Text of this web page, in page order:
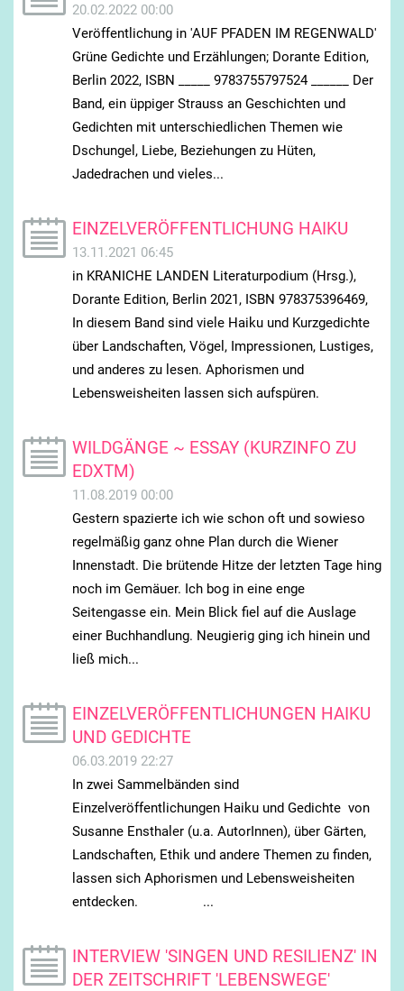
20.02.2022 00:00
Veröffentlichung in 'AUF PFADEN IM REGENWALD'
Grüne Gedichte und Erzählungen; Dorante Edition,
Berlin 2022, ISBN _____ 9783755797524 ______ Der
Band, ein üppiger Strauss an Geschichten und
Gedichten mit unterschiedlichen Themen wie
Dschungel, Liebe, Beziehungen zu Hüten,
Jadedrachen und vieles...
EINZELVERÖFFENTLICHUNG HAIKU
13.11.2021 06:45
in KRANICHE LANDEN Literaturpodium (Hrsg.),
Dorante Edition, Berlin 2021, ISBN 978375396469,
In diesem Band sind viele Haiku und Kurzgedichte
über Landschaften, Vögel, Impressionen, Lustiges,
und anderes zu lesen. Aphorismen und
Lebensweisheiten lassen sich aufspüren.
WILDGÄNGE ~ ESSAY (KURZINFO ZU
EDXTM)
11.08.2019 00:00
Gestern spazierte ich wie schon oft und sowieso
regelmäßig ganz ohne Plan durch die Wiener
Innenstadt. Die brütende Hitze der letzten Tage hing
noch im Gemäuer. Ich bog in eine enge
Seitengasse ein. Mein Blick fiel auf die Auslage
einer Buchhandlung. Neugierig ging ich hinein und
ließ mich...
EINZELVERÖFFENTLICHUNGEN HAIKU
UND GEDICHTE
06.03.2019 22:27
In zwei Sammelbänden sind
Einzelveröffentlichungen Haiku und Gedichte von
Susanne Ensthaler (u.a. AutorInnen), über Gärten,
Landschaften, Ethik und andere Themen zu finden,
lassen sich Aphorismen und Lebensweisheiten
entdecken. ...
INTERVIEW 'SINGEN UND RESILIENZ' IN
DER ZEITSCHRIFT 'LEBENSWEGE'